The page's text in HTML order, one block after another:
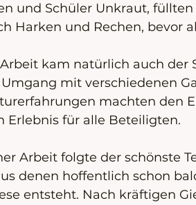
und Schüler Unkraut,
Harken und Rechen, bevor
kam natürlich auch der
mit verschiedenen
machten den
Erlebnis für alle Beteiligten.
Arbeit folgte der schönste
denen hoffentlich schon
entsteht. Nach kräftigen